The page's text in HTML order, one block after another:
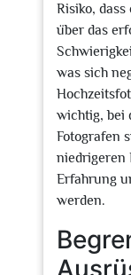
Risiko,
über das
was sich
wichtig, bei
Fotografen
niedrigeren
Erfahrung
werden.